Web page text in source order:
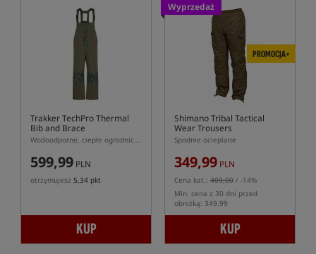
Trakker TechPro Thermal
Bib and Brace
Wodoodporne, ciepłe ogrodniczki
599,99 PLN
otrzymujesz 5,34 pkt
KUP
Wyprzedaż
PROMOCJA+
Shimano Tribal Tactical
Wear Trousers
Spodnie ocieplane
349,99 PLN
Cena kat.: 409,00 / -14%
Min. cena z 30 dni przed
obniżką: 349.99
KUP